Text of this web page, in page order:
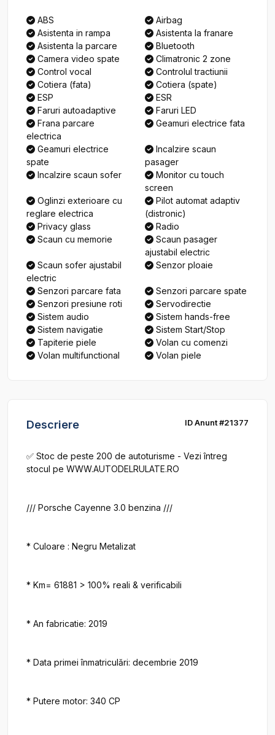
ABS
Airbag
Asistenta in rampa
Asistenta la franare
Asistenta la parcare
Bluetooth
Camera video spate
Climatronic 2 zone
Control vocal
Controlul tractiunii
Cotiera (fata)
Cotiera (spate)
ESP
ESR
Faruri autoadaptive
Faruri LED
Frana parcare
electrica
Geamuri electrice fata
Geamuri electrice
spate
Incalzire scaun
pasager
Incalzire scaun sofer
Monitor cu touch
screen
Oglinzi exterioare cu
reglare electrica
Pilot automat adaptiv
(distronic)
Privacy glass
Radio
Scaun cu memorie
Scaun pasager
ajustabil electric
Scaun sofer ajustabil
electric
Senzor ploaie
Senzori parcare fata
Senzori parcare spate
Senzori presiune roti
Servodirectie
Sistem audio
Sistem hands-free
Sistem navigatie
Sistem Start/Stop
Tapiterie piele
Volan cu comenzi
Volan multifunctional
Volan piele
Descriere ID Anunt #21377
✅ Stoc de peste 200 de autoturisme - Vezi întreg
stocul pe WWW.AUTODELRULATE.RO
/// Porsche Cayenne 3.0 benzina ///
* Culoare : Negru Metalizat
* Km= 61881 > 100% reali & verificabili
* An fabricatie: 2019
* Data primei înmatriculări: decembrie 2019
* Putere motor: 340 CP